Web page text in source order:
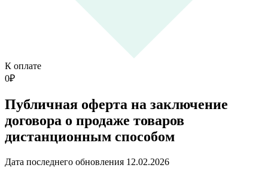
К оплате
0₽
Публичная оферта на заключение
договора о продаже товаров
дистанционным способом
Дата последнего обновления 12.02.2026